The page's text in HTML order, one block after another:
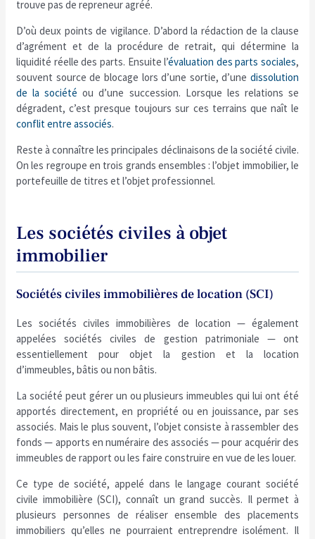
trouve pas de repreneur agréé.
D’où deux points de vigilance. D’abord la rédaction de la clause
d’agrément et de la procédure de retrait, qui détermine la
liquidité réelle des parts. Ensuite l’évaluation des parts sociales,
souvent source de blocage lors d’une sortie, d’une dissolution
de la société ou d’une succession. Lorsque les relations se
dégradent, c’est presque toujours sur ces terrains que naît le
conflit entre associés.
Reste à connaître les principales déclinaisons de la société civile.
On les regroupe en trois grands ensembles : l’objet immobilier, le
portefeuille de titres et l’objet professionnel.
Les sociétés civiles à objet
immobilier
Sociétés civiles immobilières de location (SCI)
Les sociétés civiles immobilières de location — également
appelées sociétés civiles de gestion patrimoniale — ont
essentiellement pour objet la gestion et la location
d’immeubles, bâtis ou non bâtis.
La société peut gérer un ou plusieurs immeubles qui lui ont été
apportés directement, en propriété ou en jouissance, par ses
associés. Mais le plus souvent, l’objet consiste à rassembler des
fonds — apports en numéraire des associés — pour acquérir des
immeubles de rapport ou les faire construire en vue de les louer.
Ce type de société, appelé dans le langage courant société
civile immobilière (SCI), connaît un grand succès. Il permet à
plusieurs personnes de réaliser ensemble des placements
immobiliers qu’elles ne pourraient entreprendre isolément. Il